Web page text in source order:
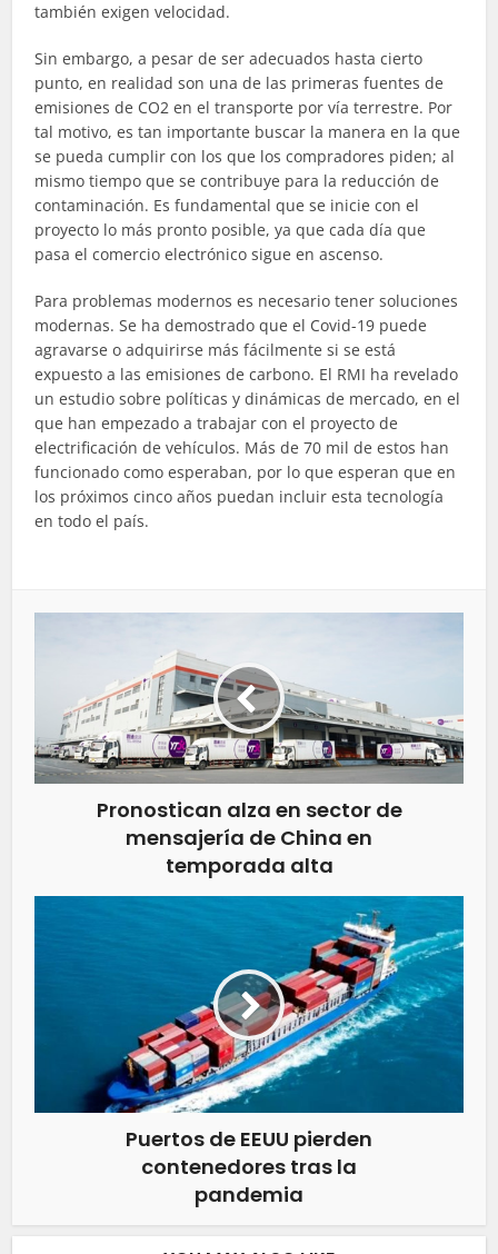
también exigen velocidad.
Sin embargo, a pesar de ser adecuados hasta cierto
punto, en realidad son una de las primeras fuentes de
emisiones de CO2 en el transporte por vía terrestre. Por
tal motivo, es tan importante buscar la manera en la que
se pueda cumplir con los que los compradores piden; al
mismo tiempo que se contribuye para la reducción de
contaminación. Es fundamental que se inicie con el
proyecto lo más pronto posible, ya que cada día que
pasa el comercio electrónico sigue en ascenso.
Para problemas modernos es necesario tener soluciones
modernas. Se ha demostrado que el Covid-19 puede
agravarse o adquirirse más fácilmente si se está
expuesto a las emisiones de carbono. El RMI ha revelado
un estudio sobre políticas y dinámicas de mercado, en el
que han empezado a trabajar con el proyecto de
electrificación de vehículos. Más de 70 mil de estos han
funcionado como esperaban, por lo que esperan que en
los próximos cinco años puedan incluir esta tecnología
en todo el país.
Pronostican alza en sector de
mensajería de China en
temporada alta
Puertos de EEUU pierden
contenedores tras la
pandemia